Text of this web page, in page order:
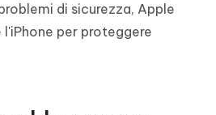
di sicurezza, Apple
per proteggere